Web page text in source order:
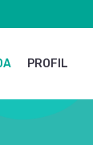
PROFIL